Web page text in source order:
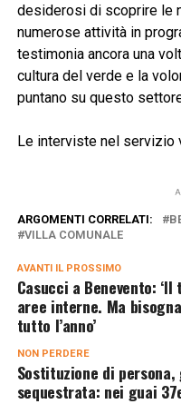
desiderosi di scoprire le
numerose attività in
testimonia ancora una
cultura del verde e la
puntano su questo
Le interviste nel servizio
ARGOMENTI CORRELATI:
VILLA COMUNALE
AVANTI IL ​​PROSSIMO
Casucci a Benevento:
aree interne. Ma
tutto l’anno’
NON PERDERE
Sostituzione di
sequestrata: nei guai